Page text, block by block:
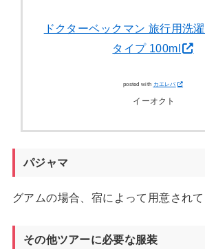
ドクターベックマン 旅行用洗
タイプ 100ml
posted with カエレバ
イーオクト
パジャマ
グアムの場合、宿によって用意されて
その他ツアーに必要な服装